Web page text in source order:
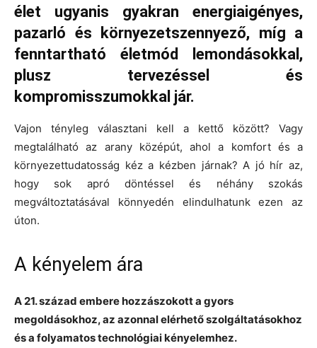
élet ugyanis gyakran energiaigényes,
pazarló és környezetszennyező, míg a
fenntartható életmód lemondásokkal,
plusz tervezéssel és
kompromisszumokkal jár.
Vajon tényleg választani kell a kettő között? Vagy
megtalálható az arany középút, ahol a komfort és a
környezettudatosság kéz a kézben járnak? A jó hír az,
hogy sok apró döntéssel és néhány szokás
megváltoztatásával könnyedén elindulhatunk ezen az
úton.
A kényelem ára
A 21. század embere hozzászokott a gyors
megoldásokhoz, az azonnal elérhető szolgáltatásokhoz
és a folyamatos technológiai kényelemhez.